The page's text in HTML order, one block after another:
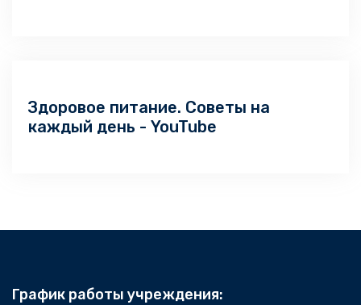
Здоровое питание. Советы на
каждый день - YouTube
График работы учреждения: